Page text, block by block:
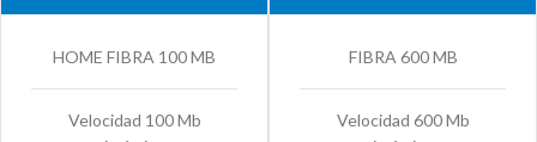
HOME FIBRA 100 MB
Velocidad 100 Mb
FIBRA 600 MB
Velocidad 600 Mb